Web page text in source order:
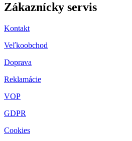
Zákaznícky servis
Kontakt
Veľkoobchod
Doprava
Reklamácie
VOP
GDPR
Cookies